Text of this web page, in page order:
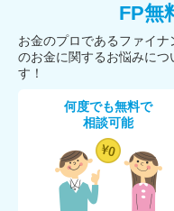
FP無
お金のプロであるファイ
のお金に関するお悩みに
す！
何度でも無料で
相談可能